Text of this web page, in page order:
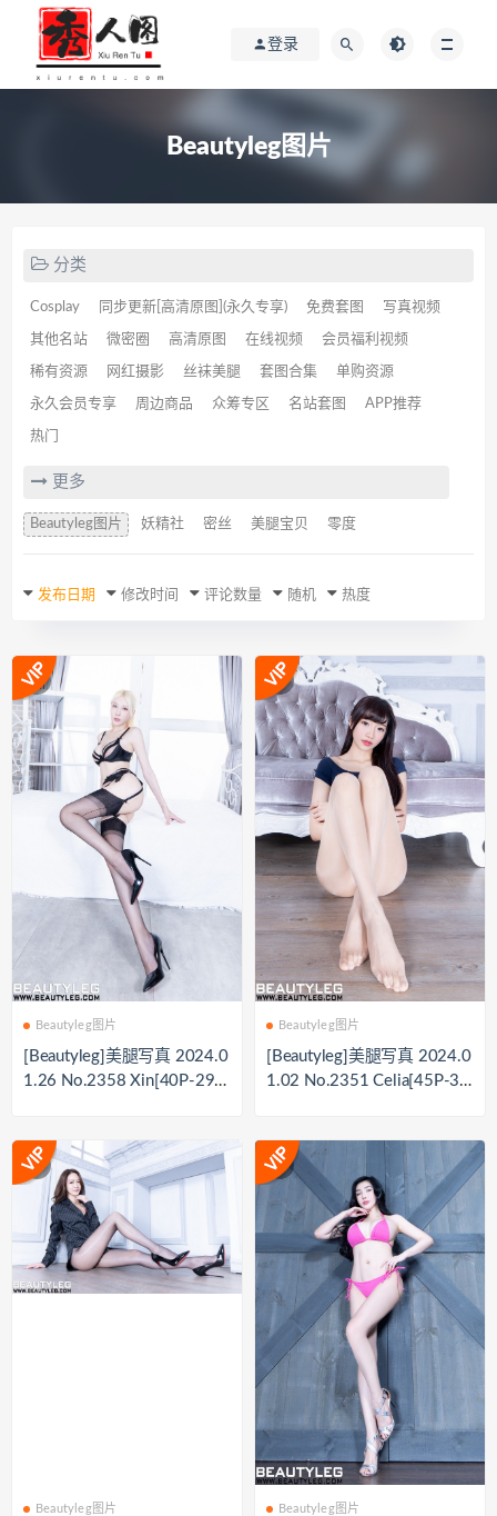
登录
Beautyleg图片
分类
Cosplay 同步更新[高清原图](永久专享) 免费套图 写真视频
其他名站 微密圈 高清原图 在线视频 会员福利视频
稀有资源 网红摄影 丝袜美腿 套图合集 单购资源
永久会员专享 周边商品 众筹专区 名站套图 APP推荐
热门
更多
Beautyleg图片 妖精社 密丝 美腿宝贝 零度
发布日期 修改时间 评论数量 随机 热度
Beautyleg图片
[Beautyleg]美腿写真 2024.0
1.26 No.2358 Xin[40P-294
Beautyleg图片
[Beautyleg]美腿写真 2024.0
1.02 No.2351 Celia[45P-35
Beautyleg图片 Beautyleg图片